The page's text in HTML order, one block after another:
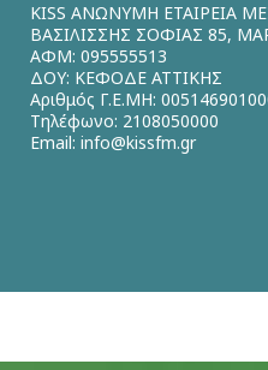
KISS ΑΝΩΝΥΜΗ ΕΤΑΙΡΕΙΑ
ΒΑΣΙΛΙΣΣΗΣ ΣΟΦΙΑΣ 85,
ΑΦΜ: 095555513
ΔΟΥ: ΚΕΦΟΔΕ ΑΤΤΙΚΗΣ
Αριθμός Γ.Ε.ΜΗ:
Τηλέφωνο: 2108050000
Email: info@kissfm.gr